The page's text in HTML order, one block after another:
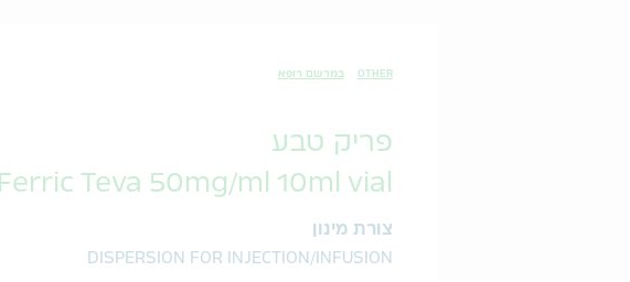
OTHER במרשם רופא
פריק טבע
Ferric Teva 50mg/ml 10ml vial
צורת מינון
DISPERSION FOR INJECTION/INFUSION